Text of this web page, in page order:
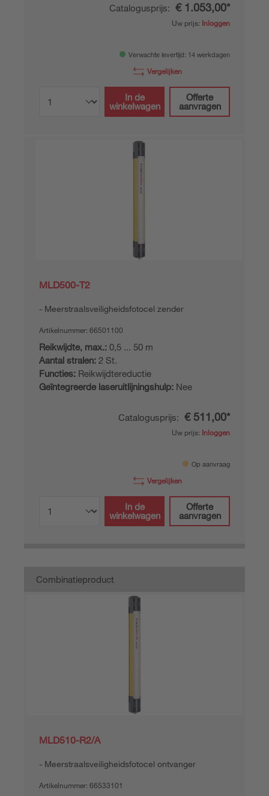
Catalogusprijs: € 1.053,00*
Uw prijs: Inloggen
Verwachte levertijd: 14 werkdagen
Vergelijken
In de
winkelwagen
Offerte
aanvragen
MLD500-T2
Meerstraalsveiligheidsfotocel zender
Artikelnummer: 66501100
Reikwijdte, max.: 0,5 ... 50 m
Aantal stralen: 2 St.
Functies: Reikwijdtereductie
Geïntegreerde laseruitlijningshulp: Nee
Catalogusprijs: € 511,00*
Uw prijs: Inloggen
Op aanvraag
Vergelijken
In de
winkelwagen
Offerte
aanvragen
Combinatieproduct
MLD510-R2/A
Meerstraalsveiligheidsfotocel ontvanger
Artikelnummer: 66533101